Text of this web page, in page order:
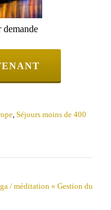
demande
, Séjours moins de 400
/ méditation « Gestion du